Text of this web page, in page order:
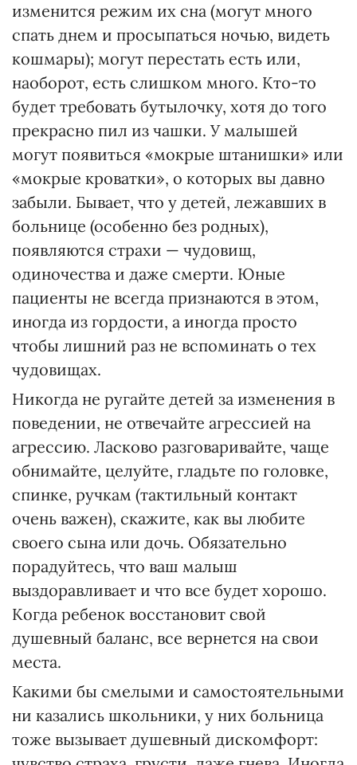
изменится режим их сна (могут много
спать днем и просыпаться ночью, видеть
кошмары); могут перестать есть или,
наоборот, есть слишком много. Кто-то
будет требовать бутылочку, хотя до того
прекрасно пил из чашки. У малышей
могут появиться «мокрые штанишки» или
«мокрые кроватки», о которых вы давно
забыли. Бывает, что у детей, лежавших в
больнице (особенно без родных),
появляются страхи — чудовищ,
одиночества и даже смерти. Юные
пациенты не всегда признаются в этом,
иногда из гордости, а иногда просто
чтобы лишний раз не вспоминать о тех
чудовищах.
Никогда не ругайте детей за изменения в
поведении, не отвечайте агрессией на
агрессию. Ласково разговаривайте, чаще
обнимайте, целуйте, гладьте по головке,
спинке, ручкам (тактильный контакт
очень важен), скажите, как вы любите
своего сына или дочь. Обязательно
порадуйтесь, что ваш малыш
выздоравливает и что все будет хорошо.
Когда ребенок восстановит свой
душевный баланс, все вернется на свои
места.
Какими бы смелыми и самостоятельными
ни казались школьники, у них больница
тоже вызывает душевный дискомфорт: